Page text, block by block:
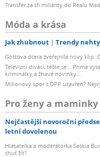
Transfer za tři miliardy do Realu
Móda a krása
Jak zhubnout Trendy
Gottova dcera zveřejnila nový klip:
Televizní diváci, těšte se... Prima
kriminálky a žhavé novinky...
Milionový spor s DPP uzavřen?
Pro ženy a maminky
Nejčastější novoroční
letní dovolenou
Hlasatelka a moderátorka Saskia
chuť žít?